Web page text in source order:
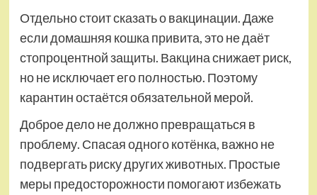
Отдельно стоит сказать о вакцинации. Даже
если домашняя кошка привита, это не даёт
стопроцентной защиты. Вакцина снижает риск,
но не исключает его полностью. Поэтому
карантин остаётся обязательной мерой.
Доброе дело не должно превращаться в
проблему. Спасая одного котёнка, важно не
подвергать риску других животных. Простые
меры предосторожности помогают избежать